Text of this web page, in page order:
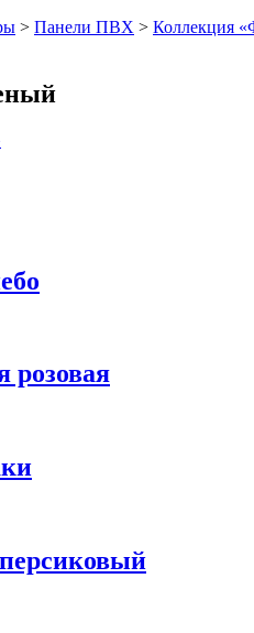
> Панели ПВХ > Коллекция
розовая